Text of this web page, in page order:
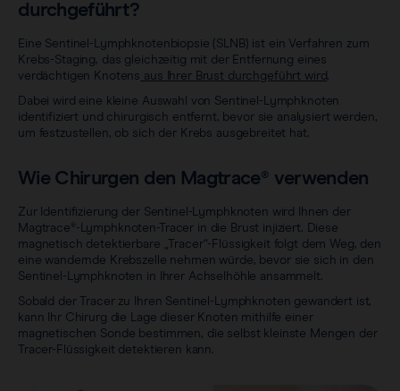
durchgeführt?
Eine Sentinel-Lymphknotenbiopsie (SLNB) ist ein Verfahren zum
Krebs-Staging, das gleichzeitig mit der Entfernung eines
verdächtigen Knotens aus Ihrer Brust durchgeführt wird .
Dabei wird eine kleine Auswahl von Sentinel-Lymphknoten
identifiziert und chirurgisch entfernt, bevor sie analysiert werden,
um festzustellen, ob sich der Krebs ausgebreitet hat.
Wie Chirurgen den Magtrace® verwenden
Zur Identifizierung der Sentinel-Lymphknoten wird Ihnen der
Magtrace®-Lymphknoten-Tracer in die Brust injiziert. Diese
magnetisch detektierbare „Tracer“-Flüssigkeit folgt dem Weg, den
eine wandernde Krebszelle nehmen würde, bevor sie sich in den
Sentinel-Lymphknoten in Ihrer Achselhöhle ansammelt.
Sobald der Tracer zu Ihren Sentinel-Lymphknoten gewandert ist,
kann Ihr Chirurg die Lage dieser Knoten mithilfe einer
magnetischen Sonde bestimmen, die selbst kleinste Mengen der
Tracer-Flüssigkeit detektieren kann.